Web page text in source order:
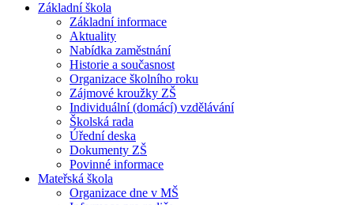
Základní škola
Základní informace
Aktuality
Nabídka zaměstnání
Historie a současnost
Organizace školního roku
Zájmové kroužky ZŠ
Individuální (domácí) vzdělávání
Školská rada
Úřední deska
Dokumenty ZŠ
Povinné informace
Mateřská škola
Organizace dne v MŠ